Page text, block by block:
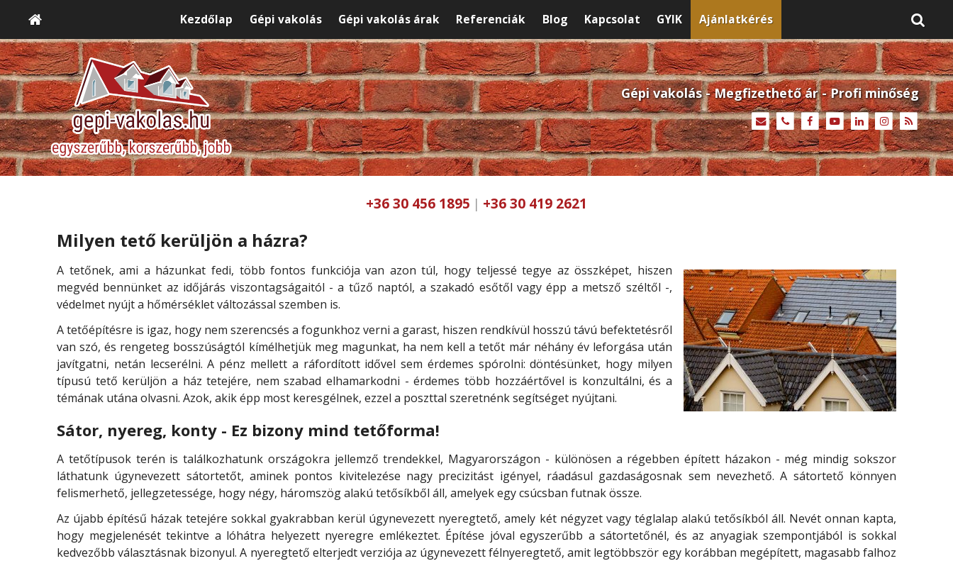
Kezdőlap Gépi vakolás Gépi vakolás árak Referenciák Blog Kapcsolat GYIK Ajánlatkérés
Gépi vakolás - Megfizethető ár - Profi minőség
+36 30 456 1895 | +36 30 419 2621
Milyen tető kerüljön a házra?
A tetőnek, ami a házunkat fedi, több fontos funkciója van azon túl, hogy teljessé tegye az összképet, hiszen
megvéd bennünket az időjárás viszontagságaitól - a tűző naptól, a szakadó esőtől vagy épp a metsző széltől -,
védelmet nyújt a hőmérséklet változással szemben is.
A tetőépítésre is igaz, hogy nem szerencsés a fogunkhoz verni a garast, hiszen rendkívül hosszú távú befektetésről
van szó, és rengeteg bosszúságtól kímélhetjük meg magunkat, ha nem kell a tetőt már néhány év leforgása után
javítgatni, netán lecserélni. A pénz mellett a ráfordított idővel sem érdemes spórolni: döntésünket, hogy milyen
típusú tető kerüljön a ház tetejére, nem szabad elhamarkodni - érdemes több hozzáértővel is konzultálni, és a
témának utána olvasni. Azok, akik épp most keresgélnek, ezzel a poszttal szeretnénk segítséget nyújtani.
Sátor, nyereg, konty - Ez bizony mind tetőforma!
A tetőtípusok terén is találkozhatunk országokra jellemző trendekkel, Magyarországon - különösen a régebben épített házakon - még mindig sokszor
láthatunk úgynevezett sátortetőt, aminek pontos kivitelezése nagy precizitást igényel, ráadásul gazdaságosnak sem nevezhető. A sátortető könnyen
felismerhető, jellegzetessége, hogy négy, háromszög alakú tetősíkből áll, amelyek egy csúcsban futnak össze.
Az újabb építésű házak tetejére sokkal gyakrabban kerül úgynevezett nyeregtető, amely két négyzet vagy téglalap alakú tetősíkból áll. Nevét onnan kapta,
hogy megjelenését tekintve a lóhátra helyezett nyeregre emlékeztet. Építése jóval egyszerűbb a sátortetőnél, és az anyagiak szempontjából is sokkal
kedvezőbb választásnak bizonyul. A nyeregtető elterjedt verziója az úgynevezett félnyeregtető, amit legtöbbször egy korábban megépített, magasabb falhoz